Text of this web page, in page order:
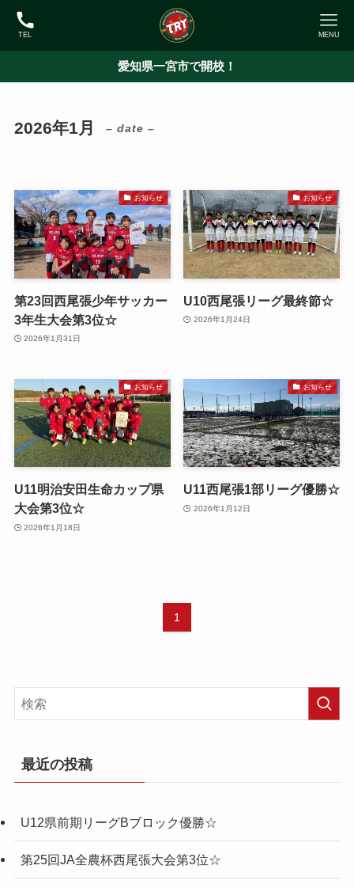
TEL MENU
愛知県一宮市で開校！
2026年1月 – date –
お知らせ
第23回西尾張少年サッカー
3年生大会第3位☆
2026年1月31日
お知らせ
U10西尾張リーグ最終節☆
2026年1月24日
お知らせ
U11明治安田生命カップ県
大会第3位☆
2026年1月18日
お知らせ
U11西尾張1部リーグ優勝☆
2026年1月12日
1
最近の投稿
U12県前期リーグBブロック優勝☆
第25回JA全農杯西尾張大会第3位☆